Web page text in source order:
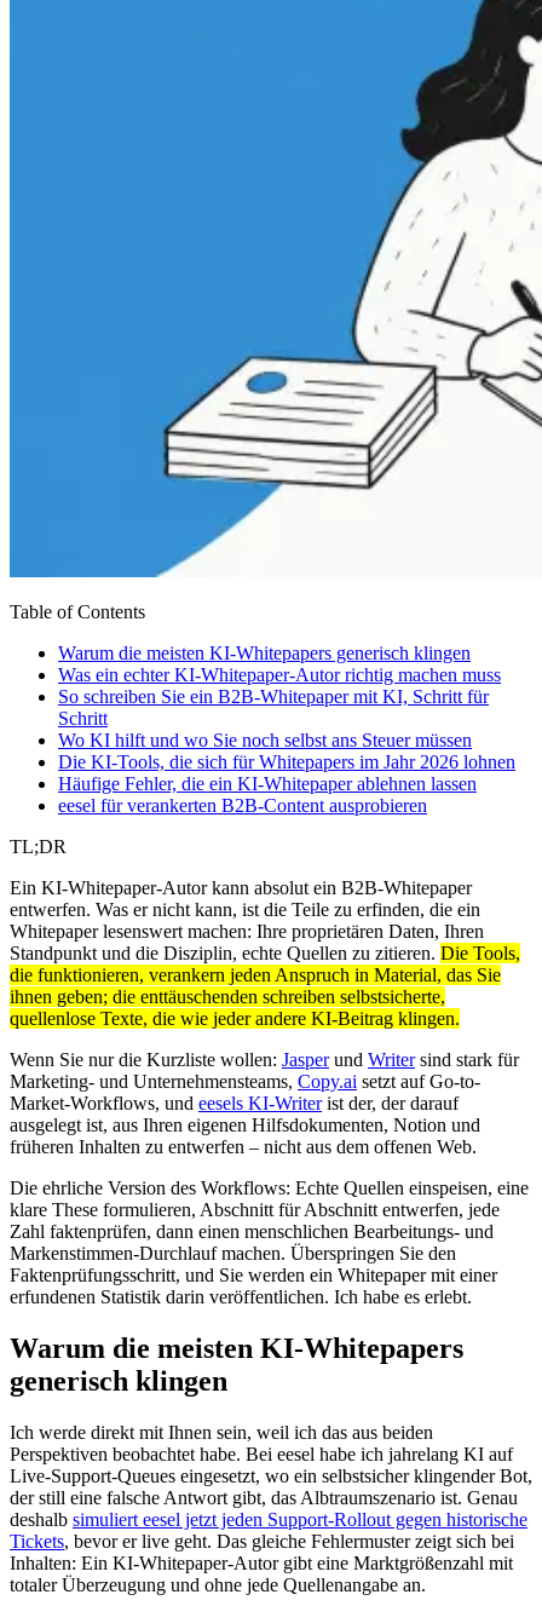
Table of Contents
Warum die meisten KI-Whitepapers generisch klingen
Was ein echter KI-Whitepaper-Autor richtig machen muss
So schreiben Sie ein B2B-Whitepaper mit KI, Schritt für
Schritt
Wo KI hilft und wo Sie noch selbst ans Steuer müssen
Die KI-Tools, die sich für Whitepapers im Jahr 2026 lohnen
Häufige Fehler, die ein KI-Whitepaper ablehnen lassen
eesel für verankerten B2B-Content ausprobieren
TL;DR
Ein KI-Whitepaper-Autor kann absolut ein B2B-Whitepaper
entwerfen. Was er nicht kann, ist die Teile zu erfinden, die ein
Whitepaper lesenswert machen: Ihre proprietären Daten, Ihren
Standpunkt und die Disziplin, echte Quellen zu zitieren. Die Tools,
die funktionieren, verankern jeden Anspruch in Material, das Sie
ihnen geben; die enttäuschenden schreiben selbstsicherte,
quellenlose Texte, die wie jeder andere KI-Beitrag klingen.
Wenn Sie nur die Kurzliste wollen: Jasperund Writersind stark für
Marketing- und Unternehmensteams, Copy.ai setzt auf Go-to-
Market-Workflows, und eesels KI-Writerist der, der darauf
ausgelegt ist, aus Ihren eigenen Hilfsdokumenten, Notion und
früheren Inhalten zu entwerfen – nicht aus dem offenen Web.
Die ehrliche Version des Workflows: Echte Quellen einspeisen, eine
klare These formulieren, Abschnitt für Abschnitt entwerfen, jede
Zahl faktenprüfen, dann einen menschlichen Bearbeitungs- und
Markenstimmen-Durchlauf machen. Überspringen Sie den
Faktenprüfungsschritt, und Sie werden ein Whitepaper mit einer
erfundenen Statistik darin veröffentlichen. Ich habe es erlebt.
Warum die meisten KI-Whitepapers
generisch klingen
Ich werde direkt mit Ihnen sein, weil ich das aus beiden
Perspektiven beobachtet habe. Bei eesel habe ich jahrelang KI auf
Live-Support-Queues eingesetzt, wo ein selbstsicher klingender Bot,
der still eine falsche Antwort gibt, das Albtraumszenario ist. Genau
deshalb simuliert eesel jetzt jeden Support-Rollout gegen historische
Tickets, bevor er live geht. Das gleiche Fehlermuster zeigt sich bei
Inhalten: Ein KI-Whitepaper-Autor gibt eine Marktgrößenzahl mit
totaler Überzeugung und ohne jede Quellenangabe an.